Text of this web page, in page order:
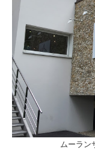
ムーラン